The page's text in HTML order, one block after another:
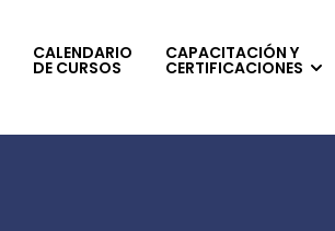
CALENDARIO
DE CURSOS
CAPACITACIÓN Y
CERTIFICACIONES